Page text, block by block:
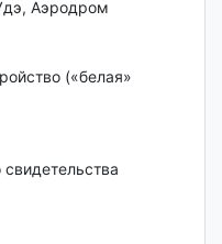
Аэродром
(«белая»